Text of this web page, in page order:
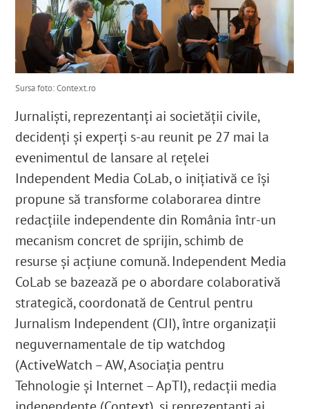
Sursa foto: Context.ro
Jurnaliști, reprezentanți ai societății civile,
decidenți și experți s-au reunit pe 27 mai la
evenimentul de lansare al rețelei
Independent Media CoLab, o inițiativă ce își
propune să transforme colaborarea dintre
redacțiile independente din România într-un
mecanism concret de sprijin, schimb de
resurse și acțiune comună. Independent Media
CoLab se bazează pe o abordare colaborativă
strategică, coordonată de Centrul pentru
Jurnalism Independent (CJI), între organizații
neguvernamentale de tip watchdog
(ActiveWatch – AW, Asociația pentru
Tehnologie și Internet – ApTI), redacții media